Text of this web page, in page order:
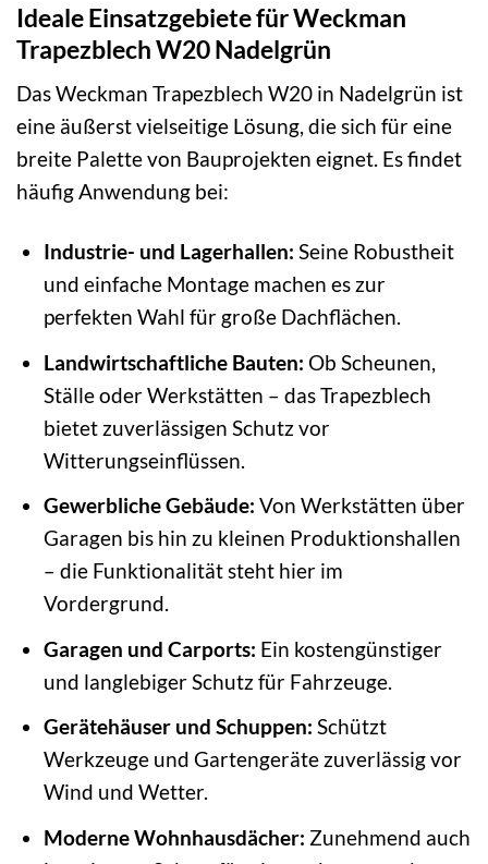
Ideale Einsatzgebiete für Weckman
Trapezblech W20 Nadelgrün
Das Weckman Trapezblech W20 in Nadelgrün ist
eine äußerst vielseitige Lösung, die sich für eine
breite Palette von Bauprojekten eignet. Es findet
häufig Anwendung bei:
Industrie- und Lagerhallen: Seine Robustheit
und einfache Montage machen es zur
perfekten Wahl für große Dachflächen.
Landwirtschaftliche Bauten: Ob Scheunen,
Ställe oder Werkstätten – das Trapezblech
bietet zuverlässigen Schutz vor
Witterungseinflüssen.
Gewerbliche Gebäude: Von Werkstätten über
Garagen bis hin zu kleinen Produktionshallen
– die Funktionalität steht hier im
Vordergrund.
Garagen und Carports: Ein kostengünstiger
und langlebiger Schutz für Fahrzeuge.
Gerätehäuser und Schuppen: Schützt
Werkzeuge und Gartengeräte zuverlässig vor
Wind und Wetter.
Moderne Wohnhausdächer: Zunehmend auch